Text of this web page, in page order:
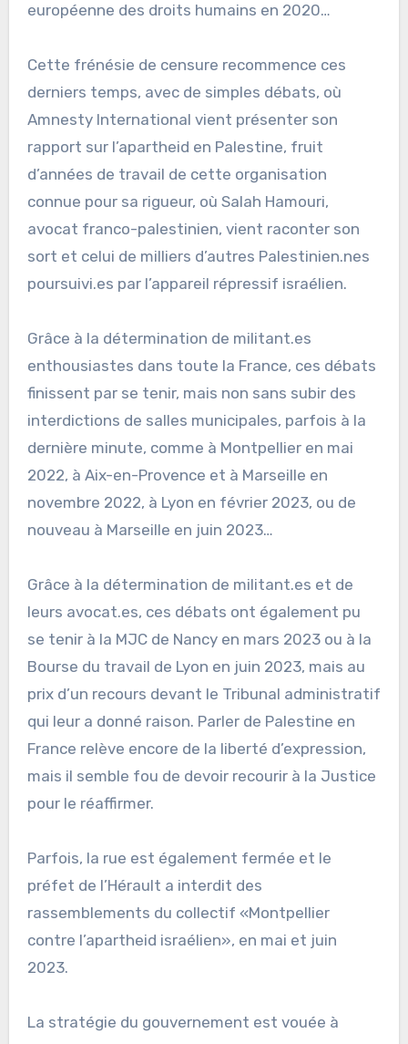
européenne des droits humains en 2020…
Cette frénésie de censure recommence ces
derniers temps, avec de simples débats, où
Amnesty International vient présenter son
rapport sur l’apartheid en Palestine, fruit
d’années de travail de cette organisation
connue pour sa rigueur, où Salah Hamouri,
avocat franco-palestinien, vient raconter son
sort et celui de milliers d’autres Palestinien.nes
poursuivi.es par l’appareil répressif israélien.
Grâce à la détermination de militant.es
enthousiastes dans toute la France, ces débats
finissent par se tenir, mais non sans subir des
interdictions de salles municipales, parfois à la
dernière minute, comme à Montpellier en mai
2022, à Aix-en-Provence et à Marseille en
novembre 2022, à Lyon en février 2023, ou de
nouveau à Marseille en juin 2023…
Grâce à la détermination de militant.es et de
leurs avocat.es, ces débats ont également pu
se tenir à la MJC de Nancy en mars 2023 ou à la
Bourse du travail de Lyon en juin 2023, mais au
prix d’un recours devant le Tribunal administratif
qui leur a donné raison. Parler de Palestine en
France relève encore de la liberté d’expression,
mais il semble fou de devoir recourir à la Justice
pour le réaffirmer.
Parfois, la rue est également fermée et le
préfet de l’Hérault a interdit des
rassemblements du collectif «Montpellier
contre l’apartheid israélien», en mai et juin
2023.
La stratégie du gouvernement est vouée à